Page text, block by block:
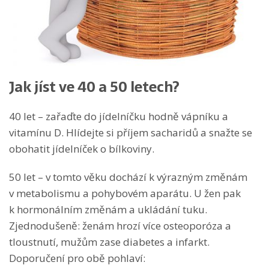
Jak jíst ve 40 a 50 letech?
40 let – zařaďte do jídelníčku hodně vápníku a
vitamínu D. Hlídejte si příjem sacharidů a snažte se
obohatit jídelníček o bílkoviny.
50 let – v tomto věku dochází k výrazným změnám
v metabolismu a pohybovém aparátu. U žen pak
k hormonálním změnám a ukládání tuku.
Zjednodušeně: ženám hrozí více osteoporóza a
tloustnutí, mužům zase diabetes a infarkt.
Doporučení pro obě pohlaví: